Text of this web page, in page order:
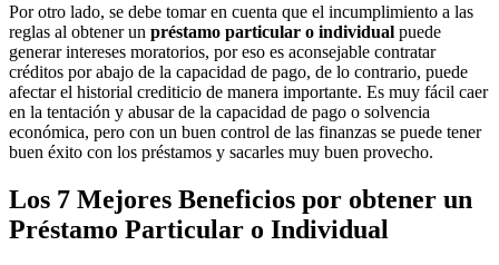
Por otro lado, se debe tomar en cuenta que el incumplimiento a las
reglas al obtener un préstamo particular o individual puede
generar intereses moratorios, por eso es aconsejable contratar
créditos por abajo de la capacidad de pago, de lo contrario, puede
afectar el historial crediticio de manera importante. Es muy fácil caer
en la tentación y abusar de la capacidad de pago o solvencia
económica, pero con un buen control de las finanzas se puede tener
buen éxito con los préstamos y sacarles muy buen provecho.
Los 7 Mejores Beneficios por obtener un
Préstamo Particular o Individual